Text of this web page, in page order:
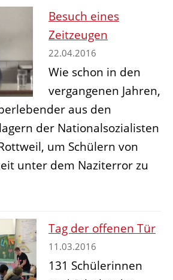
Besuch eines
Zeitzeugen
22.04.2016
Wie schon in den
vergangenen Jahren,
aus den
der Nationalsozialisten
um Schülern von
unter dem Naziterror zu
Tag der offenen Tür
11.03.2016
131 Schülerinnen